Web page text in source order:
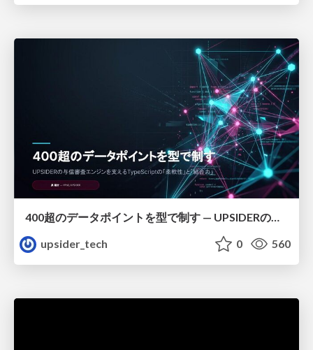
400超のデータポイントを型で制す — UPSIDERの与信審査エンジンを支えるTypeScriptの「柔軟性」と「結合力」＿泉雄介
upsider_tech
0 560